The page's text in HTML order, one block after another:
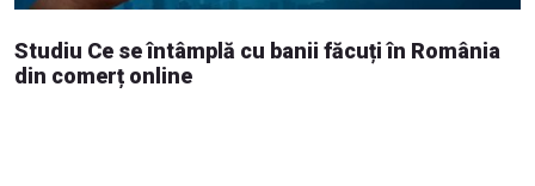
Studiu Ce se întâmplă cu banii făcuți în România
din comerț online